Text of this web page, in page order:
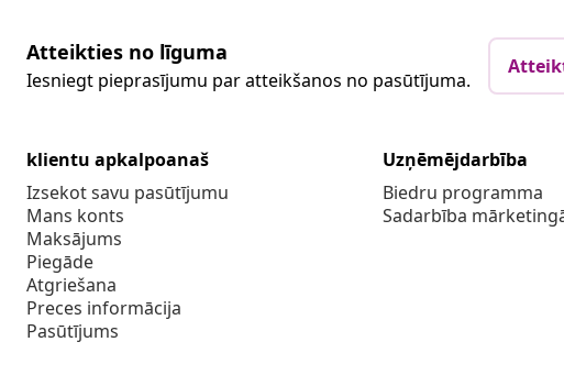
Atteikties no līguma
Iesniegt pieprasījumu par atteikšanos no pasūtījuma.
klientu apkalpoanaš
Izsekot savu pasūtījumu
Mans konts
Maksājums
Piegāde
Atgriešana
Preces informācija
Pasūtījums
Uzņēmējdarbība
Biedru programma
Sadarbība